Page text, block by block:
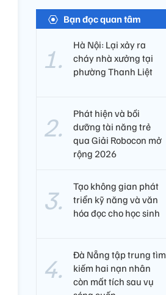
Bạn đọc quan tâm
Hà Nội: Lại xảy ra
cháy nhà xưởng tại
phường Thanh Liệt
Phát hiện và bồi
dưỡng tài năng trẻ
qua Giải Robocon mở
rộng 2026
Tạo không gian phát
triển kỹ năng và văn
hóa đọc cho học sinh
Đà Nẵng tập trung tìm
kiếm hai nạn nhân
còn mất tích sau vụ